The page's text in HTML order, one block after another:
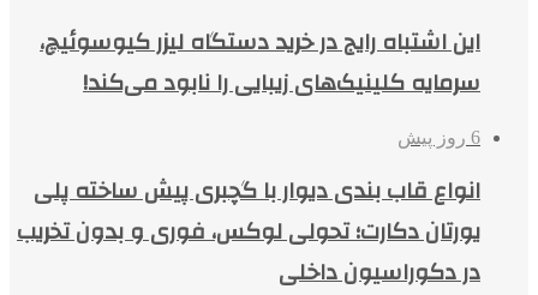
این اشتباه رایج در خرید دستگاه لیزر کیوسوئیچ،
سرمایه کلینیک‌های زیبایی را نابود می‌کند!
6 روز پیش
انواع قاب بندی دیوار با گچبری پیش ساخته پلی
یورتان دکارت؛ تحولی لوکس، فوری و بدون تخریب
در دکوراسیون داخلی